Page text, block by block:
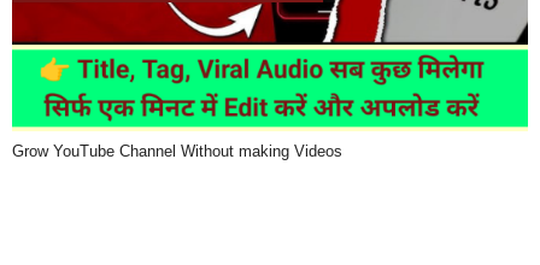
Grow YouTube Channel Without making Videos